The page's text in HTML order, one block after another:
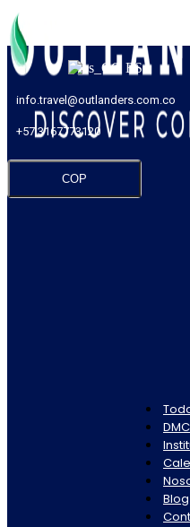
ES
COP
info.travel@outlanders.com.co
+57 3167773120
DMC
Blog